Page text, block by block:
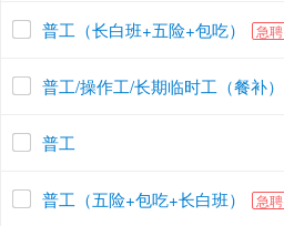
普工（长白班+五险+包吃） 急聘
普工/操作工/长期临时工（餐补）
普工
普工（五险+包吃+长白班） 急聘